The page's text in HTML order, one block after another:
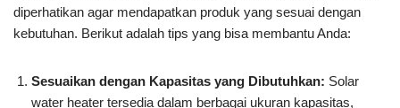
diperhatikan agar mendapatkan produk yang sesuai dengan
kebutuhan. Berikut adalah tips yang bisa membantu Anda:
Sesuaikan dengan Kapasitas yang Dibutuhkan: Solar
water heater tersedia dalam berbagai ukuran kapasitas,